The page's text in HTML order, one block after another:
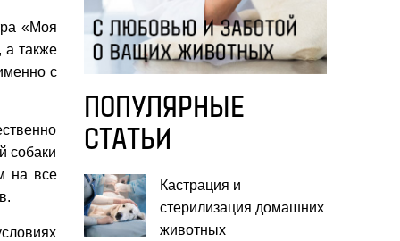
«Моя
а также
с
собаки
на все
ПОПУЛЯРНЫЕ
СТАТЬИ
Кастрация и
стерилизация домашних
животных